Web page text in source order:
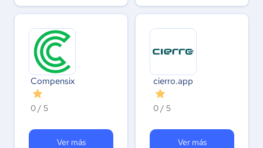
Compensix
0 / 5
Ver más
cierro.app
0 / 5
Ver más